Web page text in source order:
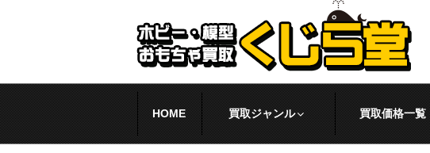
HOME 買取ジャンル 買取価格一覧